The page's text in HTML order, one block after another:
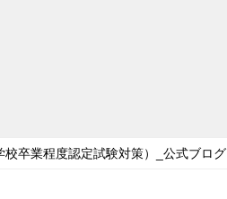
卒業程度認定試験対策）_公式ブログ